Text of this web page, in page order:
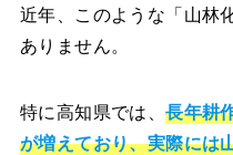
近年、このような「山林
ありません。
特に高知県では、長年耕
が増えており、実際には